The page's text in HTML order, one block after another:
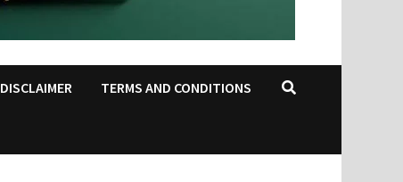
DISCLAIMER TERMS AND CONDITIONS